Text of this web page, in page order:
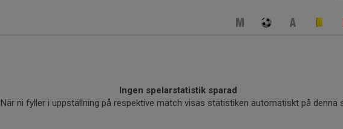
Ingen spelarstatistik sparad
När ni fyller i uppställning på respektive match visas statistiken automatiskt på denna